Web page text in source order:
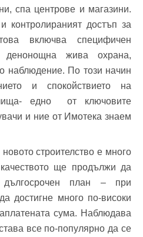
като гост
профил
спа центрове и магазини.
контролираният достъп за
включва специфичен
денонощна жива охрана,
наблюдение. По този начин
и спокойствието на
едно от ключовите
и ние от Имотека знаем
строителство е много
ще продължи да
план – при
достигне много по-високи
сума. Наблюдава
все по-популярно да се